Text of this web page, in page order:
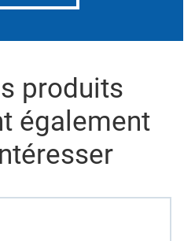
produits
également